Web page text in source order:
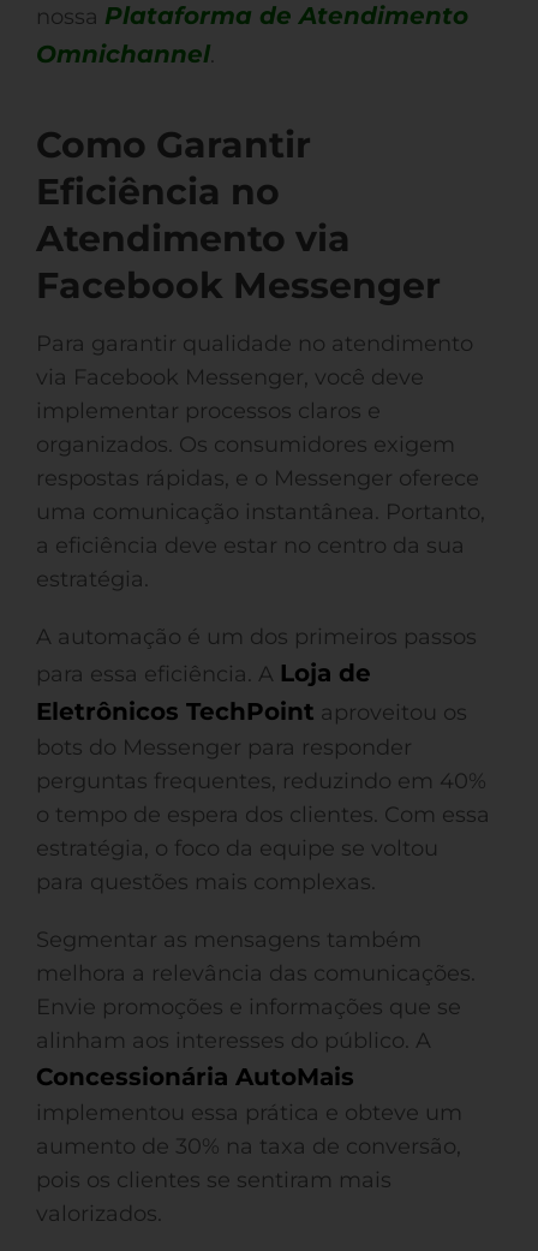
nossa Plataforma de Atendimento
Omnichannel.
Como Garantir
Eficiência no
Atendimento via
Facebook Messenger
Para garantir qualidade no atendimento
via Facebook Messenger, você deve
implementar processos claros e
organizados. Os consumidores exigem
respostas rápidas, e o Messenger oferece
uma comunicação instantânea. Portanto,
a eficiência deve estar no centro da sua
estratégia.
A automação é um dos primeiros passos
para essa eficiência. A Loja de
Eletrônicos TechPoint aproveitou os
bots do Messenger para responder
perguntas frequentes, reduzindo em 40%
o tempo de espera dos clientes. Com essa
estratégia, o foco da equipe se voltou
para questões mais complexas.
Segmentar as mensagens também
melhora a relevância das comunicações.
Envie promoções e informações que se
alinham aos interesses do público. A
Concessionária AutoMais
implementou essa prática e obteve um
aumento de 30% na taxa de conversão,
pois os clientes se sentiram mais
valorizados.